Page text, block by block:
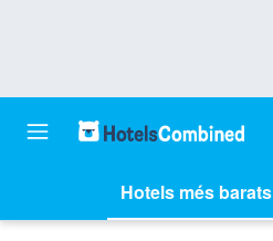
Hotels més barats